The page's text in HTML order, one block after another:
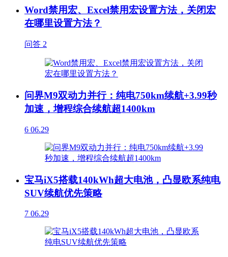
Word禁用宏、Excel禁用宏设置方法，关闭宏
在哪里设置方法？
问答 2
问界M9双动力并行：纯电750km续航+3.99秒
加速，增程综合续航超1400km
6 06.29
宝马iX5搭载140kWh超大电池，凸显欧系纯电
SUV续航优先策略
7 06.29